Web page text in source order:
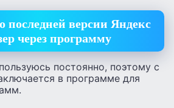
последней версии Яндекс
через программу
постоянно, поэтому с
в программе для